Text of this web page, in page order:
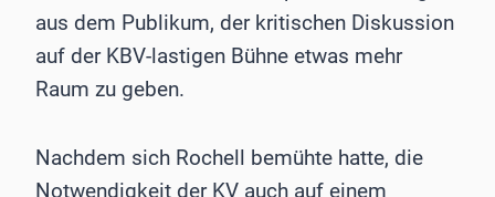
aus dem Publikum, der kritischen Diskussion
auf der KBV-lastigen Bühne etwas mehr
Raum zu geben.
Nachdem sich Rochell bemühte hatte, die
Notwendigkeit der KV auch auf einem